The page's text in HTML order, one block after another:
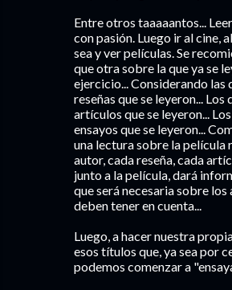
Entre otros taaaaantos...
con pasión. Luego ir al cine,
sea y ver películas. Se
que otra sobre la que ya se
ejercicio... Considerando las
reseñas que se leyeron... Los
artículos que se leyeron...
ensayos que se leyeron...
una lectura sobre la película
autor, cada reseña, cada
junto a la película, dará
que será necesaria sobre los
deben tener en cuenta...
Luego, a hacer nuestra
esos títulos que, ya sea por
podemos comenzar a